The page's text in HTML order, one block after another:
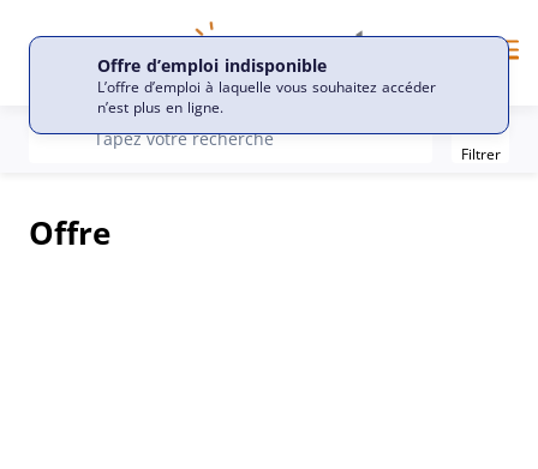
LangueOffre d’emploi indisponible
L’offre d’emploi à laquelle vous souhaitez accéder
n’est plus en ligne.
recherche
Tapez votre recherche Filter
Filtrer
Offre